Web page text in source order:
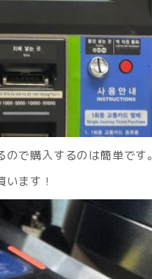
で購入するのは簡単です。
ます！